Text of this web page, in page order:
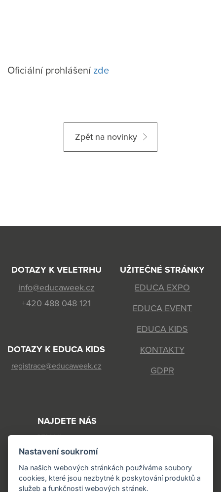
Oficiální prohlášení zde
Zpět na novinky
DOTAZY K VELETRHU
info@educaweek.cz
+420 488 048 121
DOTAZY K EDUCA KIDS
registrace@educaweek.cz
UŽITEČNÉ STRÁNKY
EDUCA EXPO
EDUCA EVENT
EDUCA KIDS
KONTAKTY
GDPR
NAJDETE NÁS
SFM Liberec s.r.o.
Jeronýmova 570/22
460 07 Liberec 7
IČ: 44568118 DIČ: CZ44568118
Nastavení soukromí
Na našich webových stránkách používáme soubory
cookies, které jsou nezbytné k poskytování produktů a
služeb a funkčnosti webových stránek.